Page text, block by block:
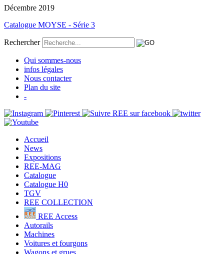
Décembre 2019
Catalogue MOYSE - Série 3
Rechercher
Qui sommes-nous
infos légales
Nous contacter
Plan du site
-
Accueil
News
Expositions
REE-MAG
Catalogue
Catalogue H0
TGV
REE COLLECTION
REE Access
Autorails
Machines
Voitures et fourgons
Wagons et grues